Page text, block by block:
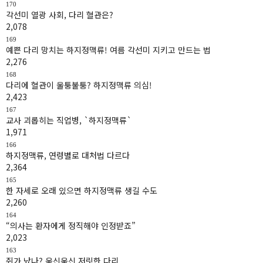
170
각선미 열광 사회, 다리 혈관은?
2,078
169
예쁜 다리 망치는 하지정맥류! 여름 각선미 지키고 만드는 법
2,276
168
다리에 혈관이 울퉁불퉁? 하지정맥류 의심!
2,423
167
교사 괴롭히는 직업병, `하지정맥류`
1,971
166
하지정맥류, 연령별로 대처법 다르다
2,364
165
한 자세로 오래 있으면 하지정맥류 생길 수도
2,260
164
“의사는 환자에게 정직해야 인정받죠”
2,023
163